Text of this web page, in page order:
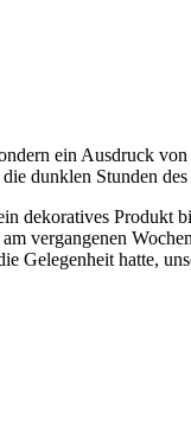
ein Ausdruck
dunklen Stunden
dekoratives Produkt
vergangenen
Gelegenheit hatte,